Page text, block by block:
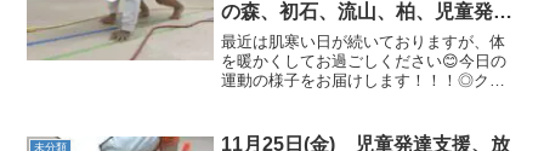
の森、初石、流山、柏、児童発達
ラム こども障害 運動療育 柳
沢運動プログ発達気になる 発達
障害 放デイ 自閉症 ADHD
最近は肌寒い日が続いておりますが、体
を暖かくしてお過ごしください😊今日の
運動の様子をお届けします！！！◎クマ
ていました！！！◎山登り🏔手を頂上に
未分類
11月25日(金) 児童発達支援、放